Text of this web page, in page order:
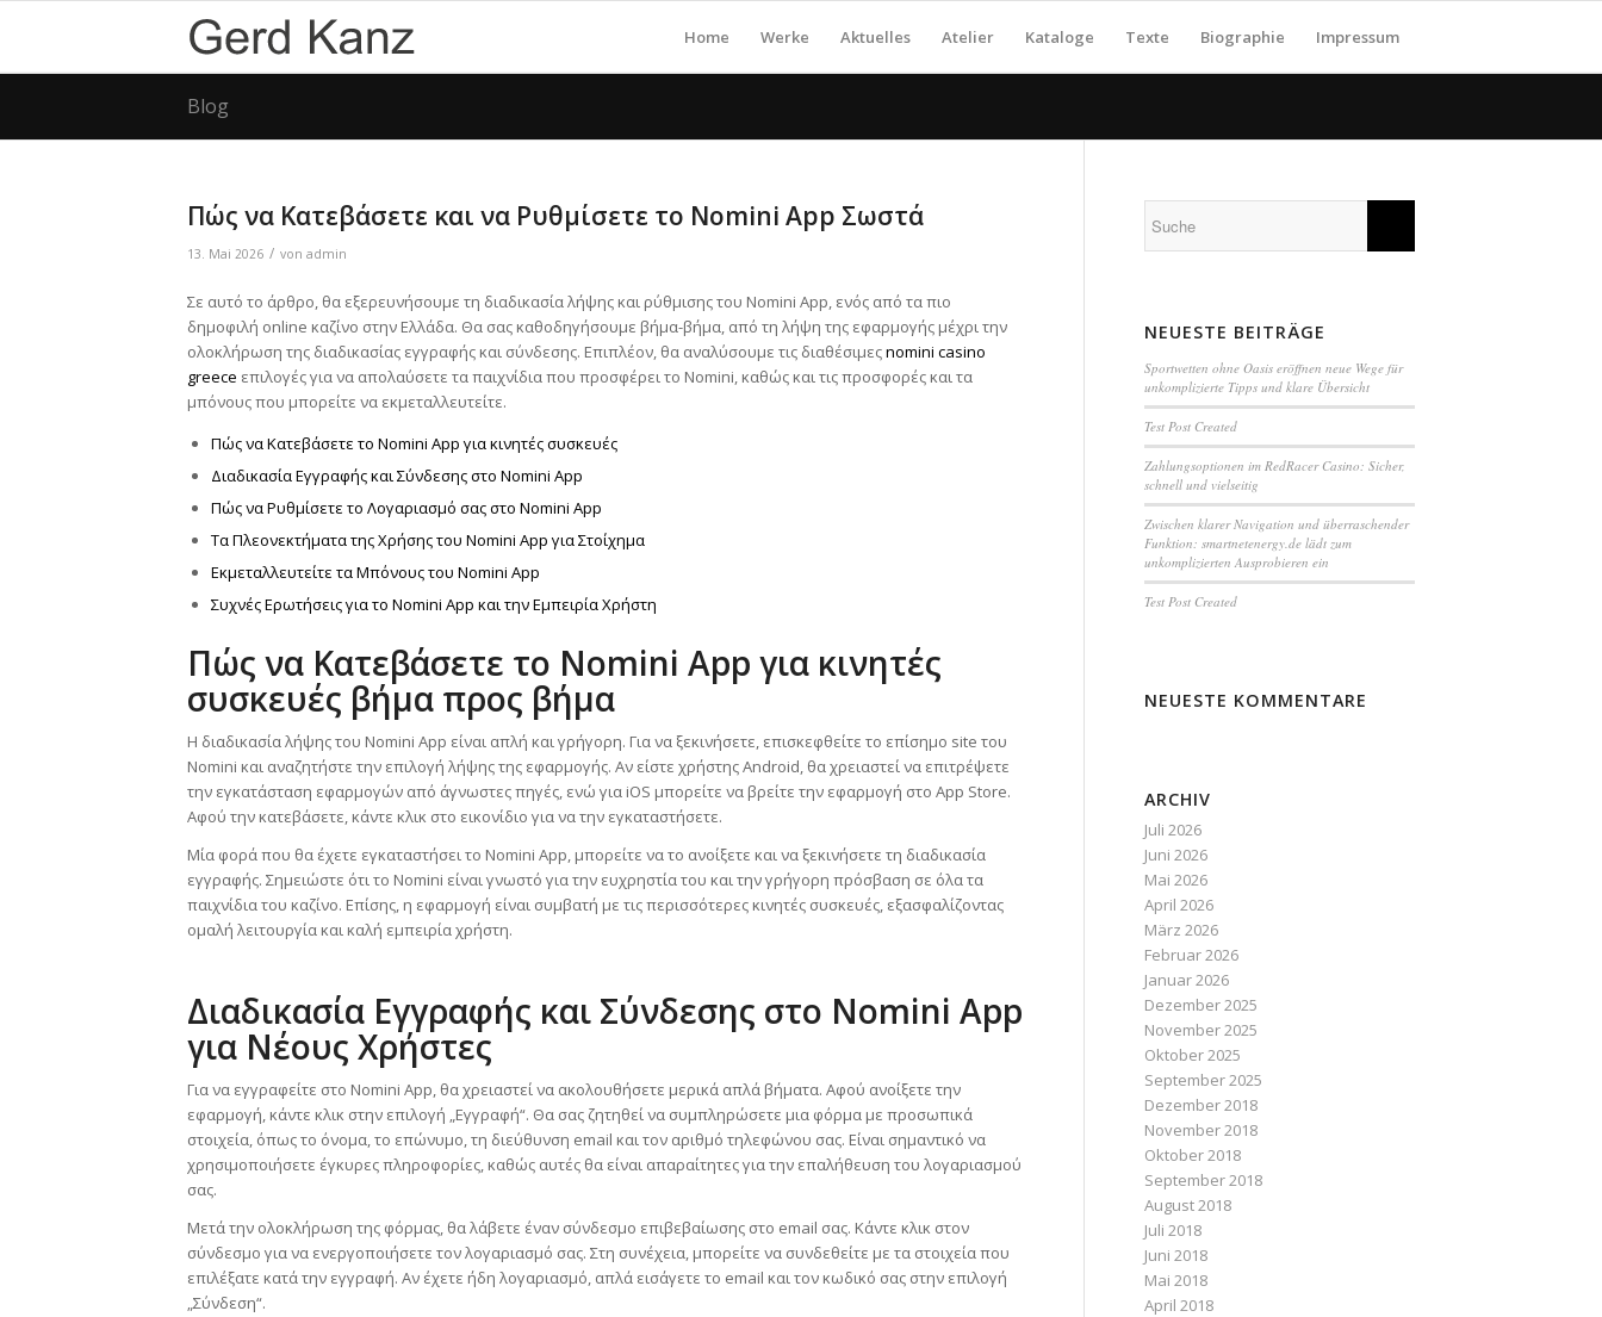
Home Werke Aktuelles Atelier Kataloge Texte Biographie Impressum
Blog
Πώς να Κατεβάσετε και να Ρυθμίσετε το Nomini App Σωστά
13. Mai 2026 / von admin
Σε αυτό το άρθρο, θα εξερευνήσουμε τη διαδικασία λήψης και ρύθμισης του Nomini App, ενός από τα πιο
δημοφιλή online καζίνο στην Ελλάδα. Θα σας καθοδηγήσουμε βήμα-βήμα, από τη λήψη της εφαρμογής μέχρι την
ολοκλήρωση της διαδικασίας εγγραφής και σύνδεσης. Επιπλέον, θα αναλύσουμε τις διαθέσιμεςnomini casino
greece επιλογές για να απολαύσετε τα παιχνίδια που προσφέρει το Nomini, καθώς και τις προσφορές και τα
μπόνους που μπορείτε να εκμεταλλευτείτε.
Πώς να Κατεβάσετε το Nomini App για κινητές συσκευές
Διαδικασία Εγγραφής και Σύνδεσης στο Nomini App
Πώς να Ρυθμίσετε το Λογαριασμό σας στο Nomini App
Τα Πλεονεκτήματα της Χρήσης του Nomini App για Στοίχημα
Εκμεταλλευτείτε τα Μπόνους του Nomini App
Συχνές Ερωτήσεις για το Nomini App και την Εμπειρία Χρήστη
Πώς να Κατεβάσετε το Nomini App για κινητές
συσκευές βήμα προς βήμα
Η διαδικασία λήψης του Nomini App είναι απλή και γρήγορη. Για να ξεκινήσετε, επισκεφθείτε το επίσημο site του
Nomini και αναζητήστε την επιλογή λήψης της εφαρμογής. Αν είστε χρήστης Android, θα χρειαστεί να επιτρέψετε
την εγκατάσταση εφαρμογών από άγνωστες πηγές, ενώ για iOS μπορείτε να βρείτε την εφαρμογή στο App Store.
Αφού την κατεβάσετε, κάντε κλικ στο εικονίδιο για να την εγκαταστήσετε.
Μία φορά που θα έχετε εγκαταστήσει το Nomini App, μπορείτε να το ανοίξετε και να ξεκινήσετε τη διαδικασία
εγγραφής. Σημειώστε ότι το Nomini είναι γνωστό για την ευχρηστία του και την γρήγορη πρόσβαση σε όλα τα
παιχνίδια του καζίνο. Επίσης, η εφαρμογή είναι συμβατή με τις περισσότερες κινητές συσκευές, εξασφαλίζοντας
ομαλή λειτουργία και καλή εμπειρία χρήστη.
Διαδικασία Εγγραφής και Σύνδεσης στο Nomini App
για Νέους Χρήστες
Για να εγγραφείτε στο Nomini App, θα χρειαστεί να ακολουθήσετε μερικά απλά βήματα. Αφού ανοίξετε την
εφαρμογή, κάντε κλικ στην επιλογή „Εγγραφή“. Θα σας ζητηθεί να συμπληρώσετε μια φόρμα με προσωπικά
στοιχεία, όπως το όνομα, το επώνυμο, τη διεύθυνση email και τον αριθμό τηλεφώνου σας. Είναι σημαντικό να
χρησιμοποιήσετε έγκυρες πληροφορίες, καθώς αυτές θα είναι απαραίτητες για την επαλήθευση του λογαριασμού
σας.
Μετά την ολοκλήρωση της φόρμας, θα λάβετε έναν σύνδεσμο επιβεβαίωσης στο email σας. Κάντε κλικ στον
σύνδεσμο για να ενεργοποιήσετε τον λογαριασμό σας. Στη συνέχεια, μπορείτε να συνδεθείτε με τα στοιχεία που
επιλέξατε κατά την εγγραφή. Αν έχετε ήδη λογαριασμό, απλά εισάγετε το email και τον κωδικό σας στην επιλογή
„Σύνδεση“.
NEUESTE BEITRÄGE
Sportwetten ohne Oasis eröffnen neue Wege für
unkomplizierte Tipps und klare Übersicht
Test Post Created
Zahlungsoptionen im RedRacer Casino: Sicher,
schnell und vielseitig
Zwischen klarer Navigation und überraschender
Funktion: smartnetenergy.de lädt zum
unkomplizierten Ausprobieren ein
Test Post Created
NEUESTE KOMMENTARE
ARCHIV
Juli 2026
Juni 2026
Mai 2026
April 2026
März 2026
Februar 2026
Januar 2026
Dezember 2025
November 2025
Oktober 2025
September 2025
Dezember 2018
November 2018
Oktober 2018
September 2018
August 2018
Juli 2018
Juni 2018
Mai 2018
April 2018